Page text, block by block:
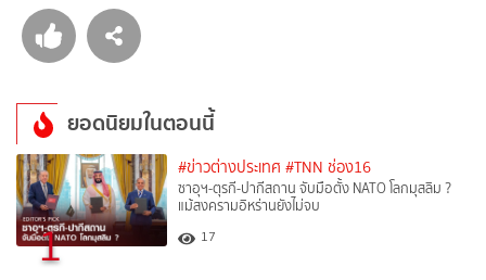
ยอดนิยมในตอนนี้
1
#ข่าวต่างประเทศ #TNN ช่อง16
ซาอุฯ-ตุรกี-ปากีสถาน จับมือตั้ง NATO โลกมุสลิม ?
แม้สงครามอิหร่านยังไม่จบ
17